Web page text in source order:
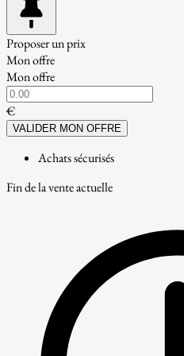
Proposer un prix
Mon offre
Mon offre
€
VALIDER MON OFFRE
Achats sécurisés
Fin de la vente actuelle